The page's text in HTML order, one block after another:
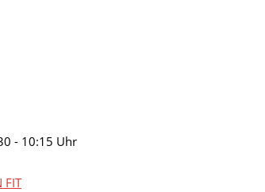
- 10:15 Uhr
FIT